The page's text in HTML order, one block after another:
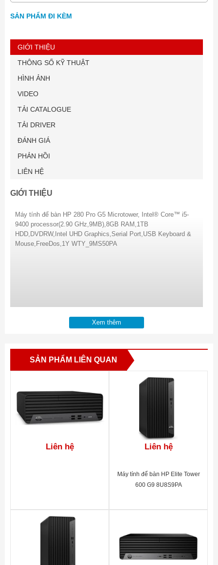
SẢN PHẨM ĐI KÈM
GIỚI THIỆU
THÔNG SỐ KỸ THUẬT
HÌNH ẢNH
VIDEO
TẢI CATALOGUE
TẢI DRIVER
ĐÁNH GIÁ
PHẢN HỒI
LIÊN HỆ
GIỚI THIỆU
Máy tính để bàn HP 280 Pro G5 Microtower, Intel® Core™ i5-
9400 processor(2.90 GHz,9MB),8GB RAM,1TB
HDD,DVDRW,Intel UHD Graphics,Serial Port,USB Keyboard &
Mouse,FreeDos,1Y WTY_9MS50PA
Xem thêm
SẢN PHẨM LIÊN QUAN
Liên hệ Liên hệ
Máy tính để bàn HP Elite Tower
600 G9 8U8S9PA